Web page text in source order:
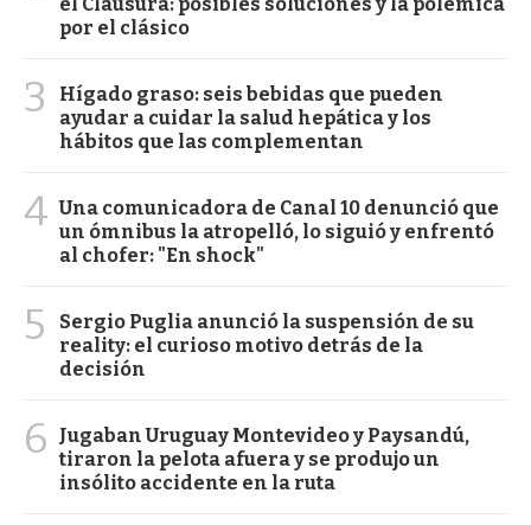
por el clásico
3
Hígado graso: seis bebidas que pueden
ayudar a cuidar la salud hepática y los
hábitos que las complementan
4 Una comunicadora de Canal 10 denunció que
un ómnibus la atropelló, lo siguió y enfrentó
al chofer: "En shock"
5
Sergio Puglia anunció la suspensión de su
reality: el curioso motivo detrás de la
decisión
6
Jugaban Uruguay Montevideo y Paysandú,
tiraron la pelota afuera y se produjo un
insólito accidente en la ruta